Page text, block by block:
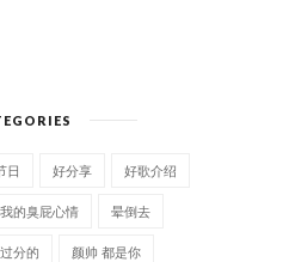
我的臭屁心情 晕倒去
过分的 颜帅 都是你